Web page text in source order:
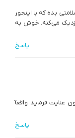
بده که با اینجور
می‌کنه. خوش به
پاسخ
عنایت فرماید واقعآ
پاسخ